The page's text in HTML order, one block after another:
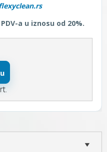
a u iznosu od 20%.